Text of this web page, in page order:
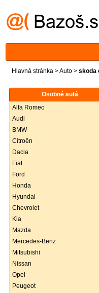
Hlavná stránka >Auto > skoda
Osobné autá
Alfa Romeo
Audi
BMW
Citroën
Dacia
Fiat
Ford
Honda
Hyundai
Chevrolet
Kia
Mazda
Mercedes-Benz
Mitsubishi
Nissan
Opel
Peugeot